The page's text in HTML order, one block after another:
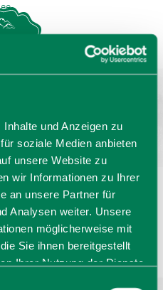
und Anzeigen zu
soziale Medien anbieten
unsere Website zu
wir Informationen zu Ihrer
an unsere Partner für
Analysen weiter. Unsere
möglicherweise mit
Sie ihnen bereitgestellt
Ihrer Nutzung der Dienste
DE EN IT
Filmregion
Prospekte
Datenschutz
GASTGEBERSUCHE